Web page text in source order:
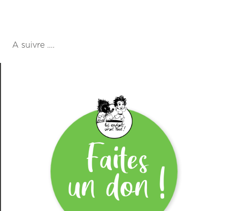
A suivre ….